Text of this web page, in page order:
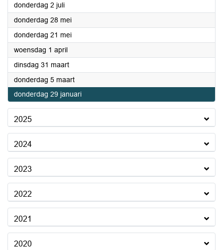
donderdag 2 juli2026
donderdag 28 mei2026
donderdag 21 mei2026
woensdag 1 april2026
dinsdag 31 maart2026
donderdag 5 maart2026
donderdag 29 januari2026
2025
2024
2023
2022
2021
2020